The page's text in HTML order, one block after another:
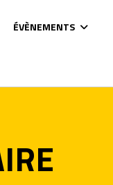
ÉVÈNEMENTS